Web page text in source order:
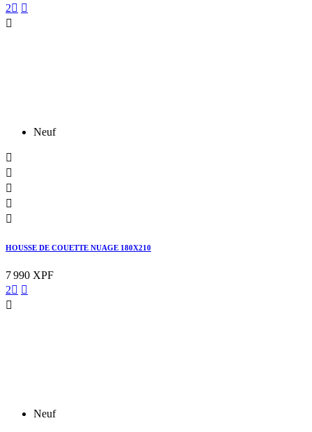
2 

Neuf





HOUSSE DE COUETTE NUAGE 180X210
7 990 XPF
2 

Neuf